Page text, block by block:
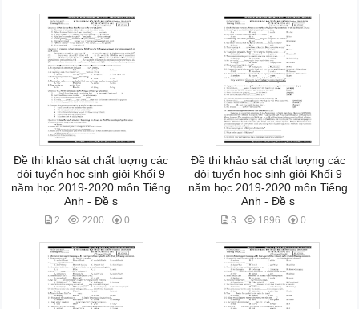
Đề thi khảo sát chất lượng các
đội tuyển học sinh giỏi Khối 9
năm học 2019-2020 môn Tiếng
Anh - Đề s
2 2200 0
Đề thi khảo sát chất lượng các
đội tuyển học sinh giỏi Khối 9
năm học 2019-2020 môn Tiếng
Anh - Đề s
3 1896 0